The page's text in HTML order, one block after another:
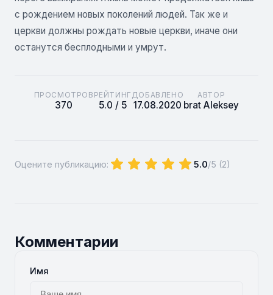
с рождением новых поколений людей. Так же и
церкви должны рождать новые церкви, иначе они
останутся бесплодными и умрут.
ПРОСМОТРОВ
370
РЕЙТИНГ
5.0 / 5
ДОБАВЛЕНО
17.08.2020
АВТОР
brat Aleksey
Оцените публикацию: 5.0/5 (2)
Комментарии
Имя